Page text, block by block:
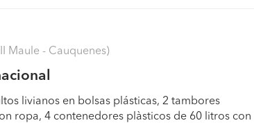
Maule - Cauquenes)
livianos en bolsas plásticas, 2 tambores
ropa, 4 contenedores plàsticos de 60 litros con